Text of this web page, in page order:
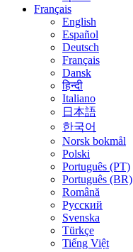
Français
English
Español
Deutsch
Français
Dansk
हिन्दी
Italiano
日本語
한국어
Norsk bokmål
Polski
Português (PT)
Português (BR)
Română
Русский
Svenska
Türkçe
Tiếng Việt